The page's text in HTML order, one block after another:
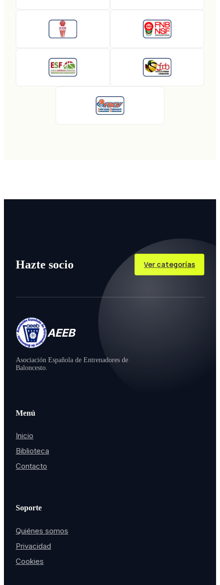
Hazte socio Ver categorías
AEEB
Asociación Española de Entrenadores de
Baloncesto.
Menú
Inicio
Biblioteca
Contacto
Soporte
Quiénes somos
Privacidad
Cookies